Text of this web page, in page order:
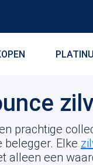
prachtige
Elke
alleen een